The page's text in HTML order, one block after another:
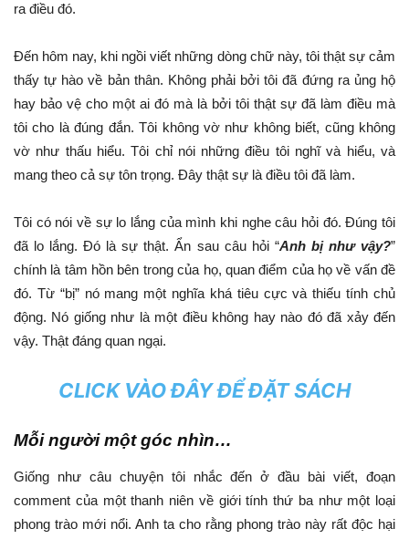
ra điều đó.
Đến hôm nay, khi ngồi viết những dòng chữ này, tôi thật sự cảm
thấy tự hào về bản thân. Không phải bởi tôi đã đứng ra ủng hộ
hay bảo vệ cho một ai đó mà là bởi tôi thật sự đã làm điều mà
tôi cho là đúng đắn. Tôi không vờ như không biết, cũng không
vờ như thấu hiểu. Tôi chỉ nói những điều tôi nghĩ và hiểu, và
mang theo cả sự tôn trọng. Đây thật sự là điều tôi đã làm.
Tôi có nói về sự lo lắng của mình khi nghe câu hỏi đó. Đúng tôi
đã lo lắng. Đó là sự thật. Ẩn sau câu hỏi “Anh bị như vậy?”
chính là tâm hồn bên trong của họ, quan điểm của họ về vấn đề
đó. Từ “bị” nó mang một nghĩa khá tiêu cực và thiếu tính chủ
động. Nó giống như là một điều không hay nào đó đã xảy đến
vậy. Thật đáng quan ngại.
CLICK VÀO ĐÂY ĐỂ ĐẶT SÁCH
Mỗi người một góc nhìn…
Giống như câu chuyện tôi nhắc đến ở đầu bài viết, đoạn
comment của một thanh niên về giới tính thứ ba như một loại
phong trào mới nổi. Anh ta cho rằng phong trào này rất độc hại